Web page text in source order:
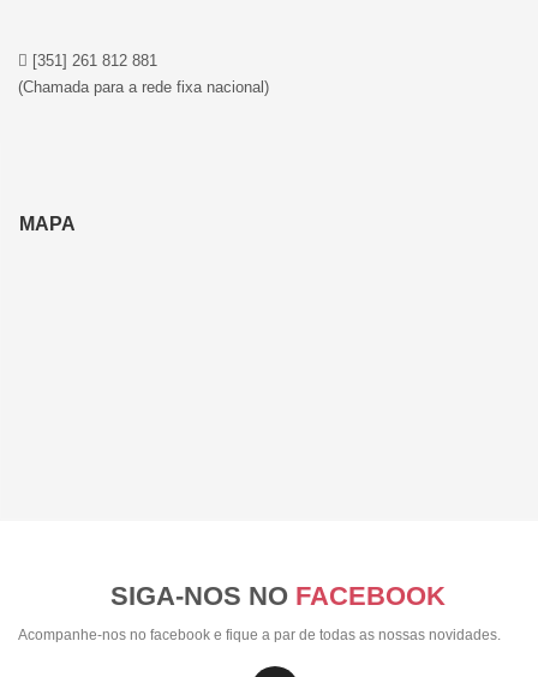
[351] 261 812 881
(Chamada para a rede fixa nacional)
MAPA
SIGA-NOS NO FACEBOOK
Acompanhe-nos no facebook e fique a par de todas as nossas novidades.